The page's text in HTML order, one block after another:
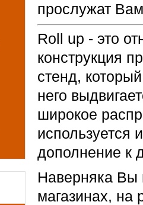
прослужат
Roll up - это
конструкция
стенд,
него
широкое
используется
дополнение к
Наверняка Вы
магазинах, на